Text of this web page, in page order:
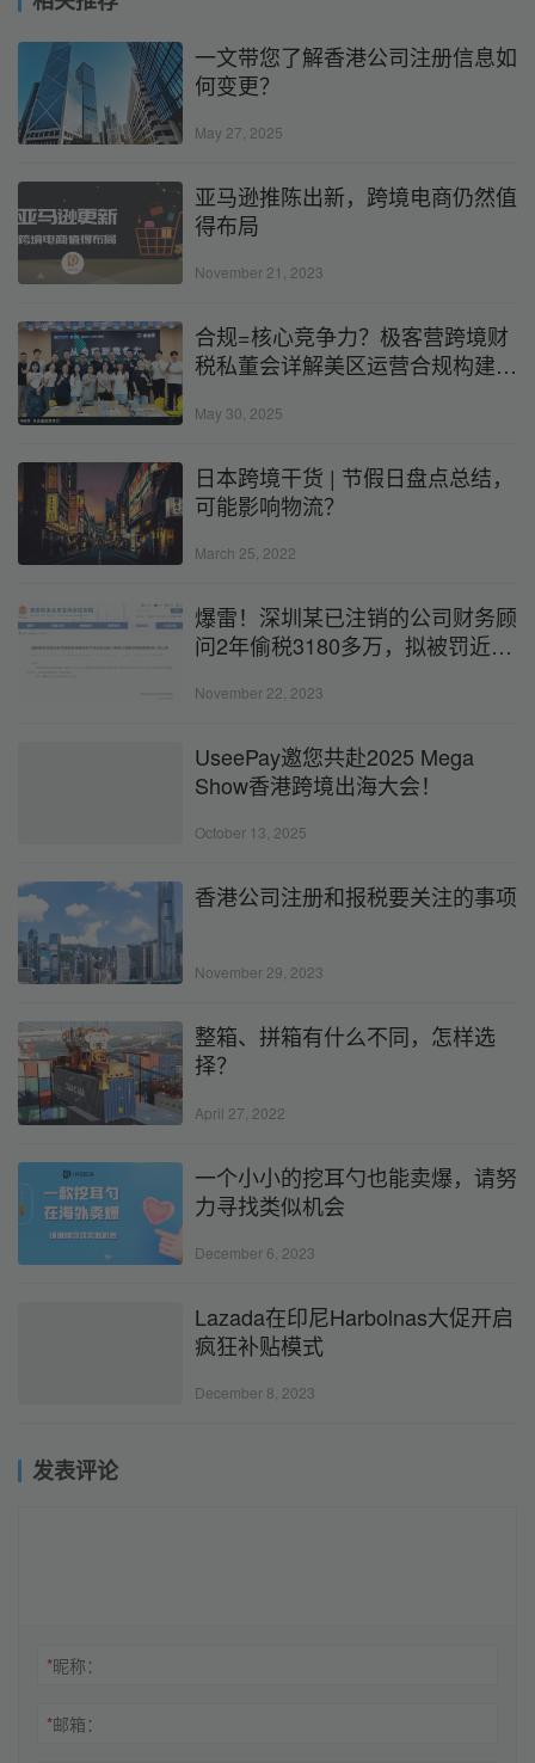
一文带您了解香港公司注册信息如
何变更？
May 27, 2025
亚马逊推陈出新，跨境电商仍然值
得布局
November 21, 2023
合规=核心竞争力？极客营跨境财
税私董会详解美区运营合规构建路
May 30, 2025
日本跨境干货 | 节假日盘点总结，
可能影响物流？
March 25, 2022
爆雷！深圳某已注销的公司财务顾
问2年偷税3180多万，拟被罚近
November 22, 2023
UseePay邀您共赴2025 Mega
Show香港跨境出海大会！
October 13, 2025
香港公司注册和报税要关注的事项
November 29, 2023
整箱、拼箱有什么不同，怎样选
择？
April 27, 2022
一个小小的挖耳勺也能卖爆，请努
力寻找类似机会
December 6, 2023
Lazada在印尼Harbolnas大促开启
疯狂补贴模式
December 8, 2023
发表评论
*昵称：
*邮箱：